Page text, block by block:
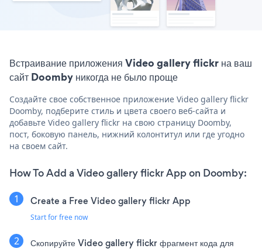
Встраивание приложения Video gallery flickr на ваш
сайт Doomby никогда не было проще
Создайте свое собственное приложение Video gallery flickr
Doomby, подберите стиль и цвета своего веб-сайта и
добавьте Video gallery flickr на свою страницу Doomby,
пост, боковую панель, нижний колонтитул или где угодно
на своем сайт.
How To Add a Video gallery flickr App on Doomby:
Create a Free Video gallery flickr App
Start for free now
Скопируйте Video gallery flickr фрагмент кода для